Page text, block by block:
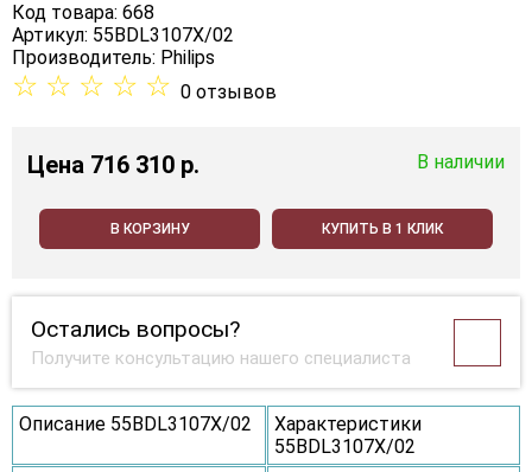
Код товара: 668
Артикул: 55BDL3107X/02
Производитель: Philips
☆ ☆ ☆ ☆ ☆ 0 отзывов
Цена 716 310 p. В наличии
В КОРЗИНУ КУПИТЬ В 1 КЛИК
Остались вопросы?
Получите консультацию нашего специалиста
Описание 55BDL3107X/02
Характеристики
55BDL3107X/02